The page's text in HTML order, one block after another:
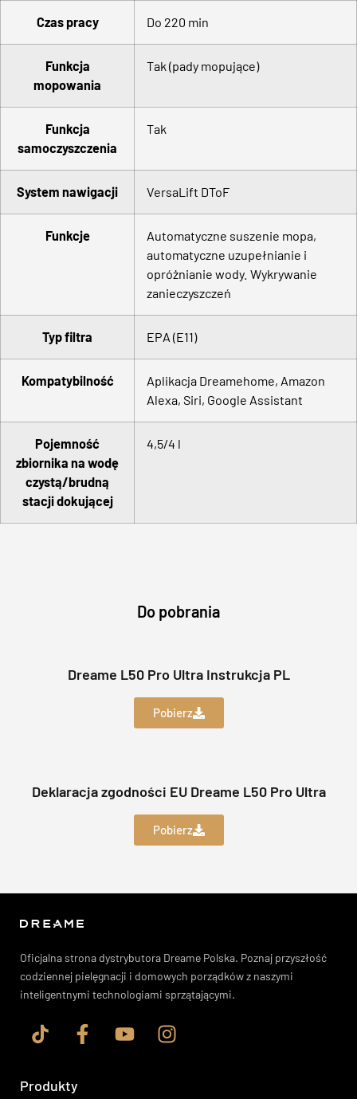
Czas pracy Do 220 min
Funkcja
mopowania
Tak (pady mopujące)
Funkcja
samoczyszczenia
Tak
System nawigacji VersaLift DToF
Funkcje
Automatyczne suszenie mopa,
automatyczne uzupełnianie i
opróżnianie wody. Wykrywanie
zanieczyszczeń
Typ filtra EPA (E11)
Kompatybilność
Aplikacja Dreamehome, Amazon
Alexa, Siri, Google Assistant
Pojemność
zbiornika na wodę
czystą/brudną
stacji dokującej
4,5/4 l
Do pobrania
Dreame L50 Pro Ultra Instrukcja PL
Pobierz
Deklaracja zgodności EU Dreame L50 Pro Ultra
Pobierz
Oficjalna strona dystrybutora Dreame Polska. Poznaj przyszłość
codziennej pielęgnacji i domowych porządków z naszymi
inteligentnymi technologiami sprzątającymi.
Produkty